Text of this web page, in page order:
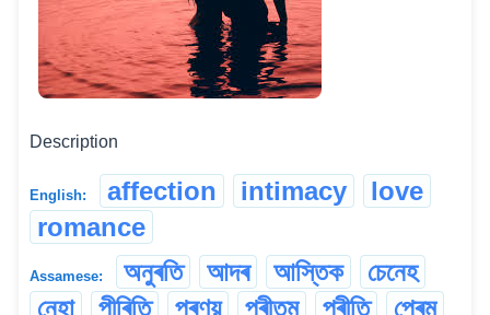
Description
English: affection intimacy
love
romance
Assamese: অনুৰতি আদৰ আস্তিক
চেনেহ
নেহা
পীৰিতি প্ৰণয় প্ৰীতম প্ৰীতি
প্ৰেম